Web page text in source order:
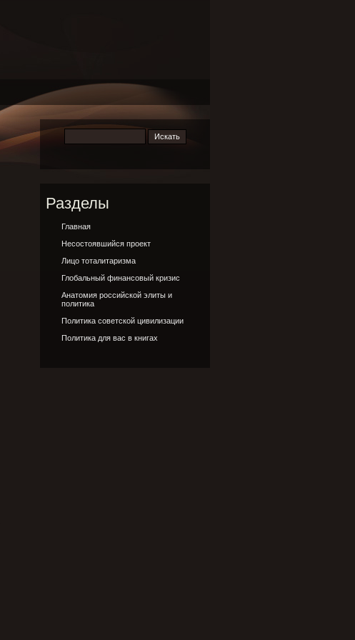
Разделы
Главная
Несостоявшийся проект
Лицо тоталитаризма
Глобальный финансовый кризис
Анатомия российской элиты и
политика
Политика советской цивилизации
Политика для вас в книгах